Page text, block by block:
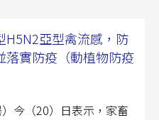
H5N2亞型禽流感，防
落實防疫（動植物防疫
今（20）日表示，家畜